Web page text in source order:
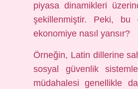
piyasa dinamikleri
şekillenmiştir. Peki, bu
ekonomiye nasıl yansır?
Örneğin, Latin dillerine
sosyal güvenlik
müdahalesi genellikle